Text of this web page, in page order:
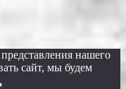
нашего
сайт, мы будем